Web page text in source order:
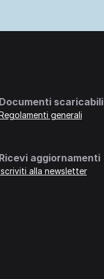
scaricabili
generali
aggiornamenti
alla newsletter